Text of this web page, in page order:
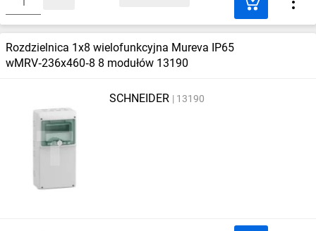
Rozdzielnica 1x8 wielofunkcyjna Mureva IP65
wMRV‑236x460‑8 8 modułów 13190
SCHNEIDER 13190